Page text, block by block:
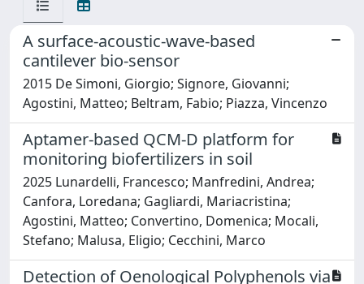
A surface-acoustic-wave-based
cantilever bio-sensor
2015 De Simoni, Giorgio; Signore, Giovanni;
Agostini, Matteo; Beltram, Fabio; Piazza, Vincenzo
Aptamer-based QCM-D platform for
monitoring biofertilizers in soil
2025 Lunardelli, Francesco; Manfredini, Andrea;
Canfora, Loredana; Gagliardi, Mariacristina;
Agostini, Matteo; Convertino, Domenica; Mocali,
Stefano; Malusa, Eligio; Cecchini, Marco
Detection of Oenological Polyphenols via